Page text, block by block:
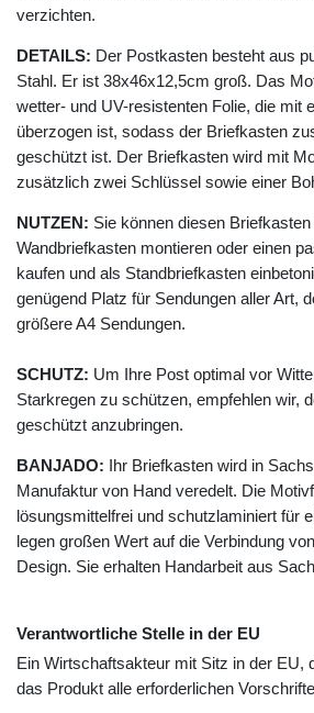
verzichten.
DETAILS: Der Postkasten besteht aus
Stahl. Er ist 38x46x12,5cm groß. Das
wetter- und UV-resistenten Folie, die mit
überzogen ist, sodass der Briefkasten
geschützt ist. Der Briefkasten wird mit
zusätzlich zwei Schlüssel sowie einer
NUTZEN: Sie können diesen
Wandbriefkasten montieren oder einen
kaufen und als Standbriefkasten
genügend Platz für Sendungen aller Art,
größere A4 Sendungen.
SCHUTZ: Um Ihre Post optimal vor
Starkregen zu schützen, empfehlen wir,
geschützt anzubringen.
BANJADO: Ihr Briefkasten wird in
Manufaktur von Hand veredelt. Die
lösungsmittelfrei und schutzlaminiert für
legen großen Wert auf die Verbindung
Design. Sie erhalten Handarbeit aus
Verantwortliche Stelle in der EU
Ein Wirtschaftsakteur mit Sitz in der EU,
das Produkt alle erforderlichen